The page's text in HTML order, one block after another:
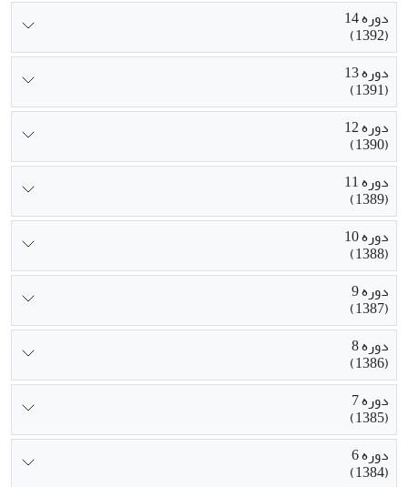
دوره 14
(1392)
دوره 13
(1391)
دوره 12
(1390)
دوره 11
(1389)
دوره 10
(1388)
دوره 9
(1387)
دوره 8
(1386)
دوره 7
(1385)
دوره 6
(1384)